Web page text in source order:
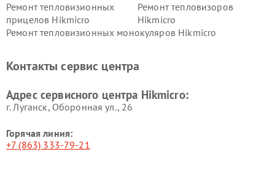
Ремонт тепловизионных
прицелов Hikmicro
Ремонт тепловизоров
Hikmicro
Ремонт тепловизионных монокуляров Hikmicro
Контакты сервис центра
Адрес сервисного центра Hikmicro:
г. Луганск, Оборонная ул., 26
Горячая линия:
+7 (863) 333-79-21